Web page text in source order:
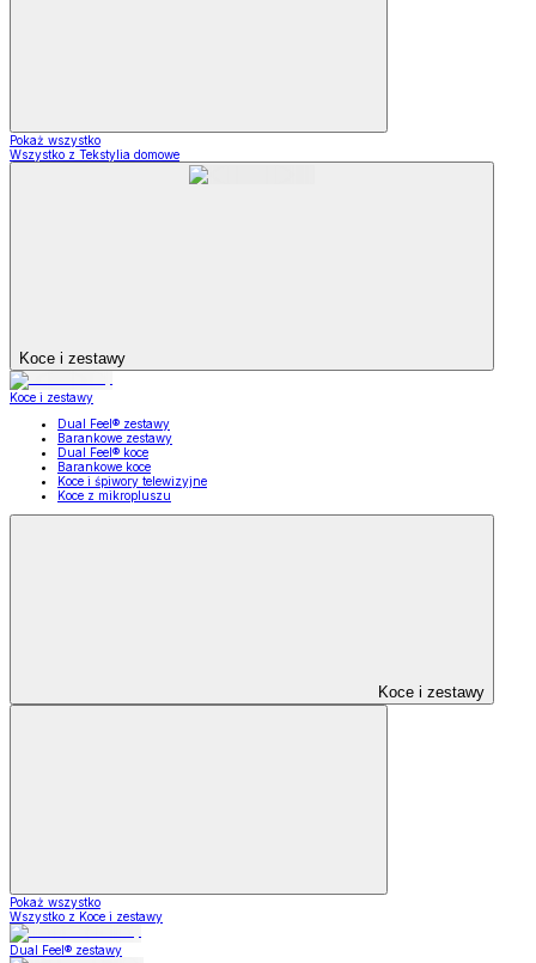
Pokaż wszystko
Wszystko z Tekstylia domowe
Koce i zestawy
Koce i zestawy
Dual Feel® zestawy
Barankowe zestawy
Dual Feel® koce
Barankowe koce
Koce i śpiwory telewizyjne
Koce z mikropluszu
Koce i zestawy
Pokaż wszystko
Wszystko z Koce i zestawy
Dual Feel® zestawy